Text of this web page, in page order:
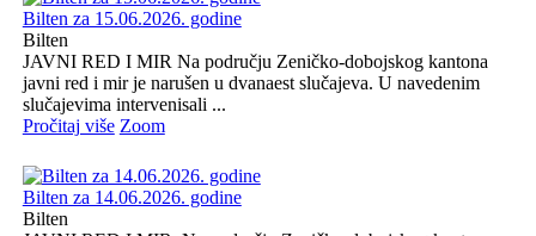
Bilten za 15.06.2026. godine
Bilten
JAVNI RED I MIR Na području Zeničko-dobojskog kantona
javni red i mir je narušen u dvanaest slučajeva. U navedenim
slučajevima intervenisali ...
Pročitaj više Zoom
Bilten za 14.06.2026. godine
Bilten